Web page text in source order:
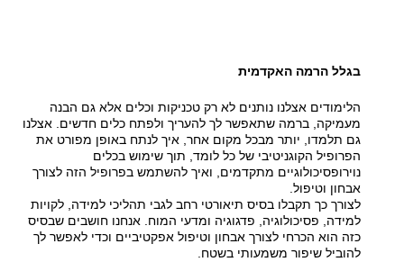
בגלל הרמה האקדמית
הלימודים אצלנו נותנים לא רק טכניקות וכלים אלא גם הבנה
מעמיקה, ברמה שתאפשר לך להעריך ולפתח כלים חדשים. אצלנו
גם תלמדו, יותר מבכל מקום אחר, איך לנתח באופן מפורט את
הפרופיל הקוגניטיבי של כל לומד, תוך שימוש בכלים
נוירופסיכולוגיים מתקדמים, ואיך להשתמש בפרופיל הזה לצורך
אבחון וטיפול.
לצורך כך תקבלו בסיס תיאורטי רחב לגבי תהליכי למידה, לקויות
למידה, פסיכולוגיה, פדגוגיה ומדעי המוח. אנחנו חושבים שבסיס
כזה הוא הכרחי לצורך אבחון וטיפול אפקטיביים וכדי לאפשר לך
להוביל שיפור משמעותי בשטח.